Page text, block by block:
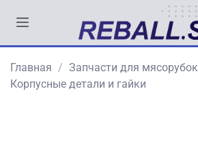
Главная
Запчасти для мясорубок
Корпусные детали и гайки